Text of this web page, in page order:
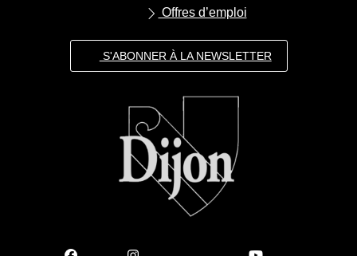
Offres d’emploi
S'ABONNER À LA NEWSLETTER